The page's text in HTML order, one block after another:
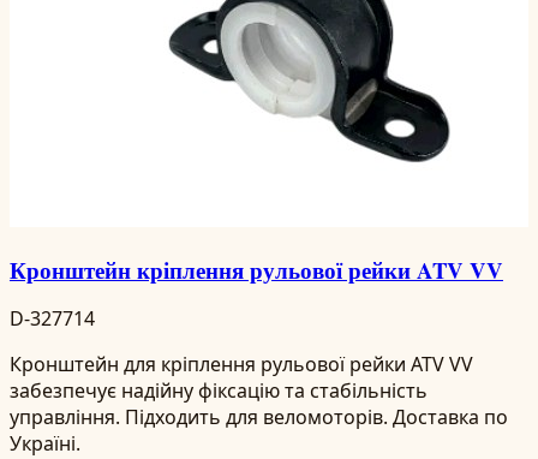
Кронштейн кріплення рульової рейки ATV VV
D-327714
Кронштейн для кріплення рульової рейки ATV VV
забезпечує надійну фіксацію та стабільність
управління. Підходить для веломоторів. Доставка по
Україні.